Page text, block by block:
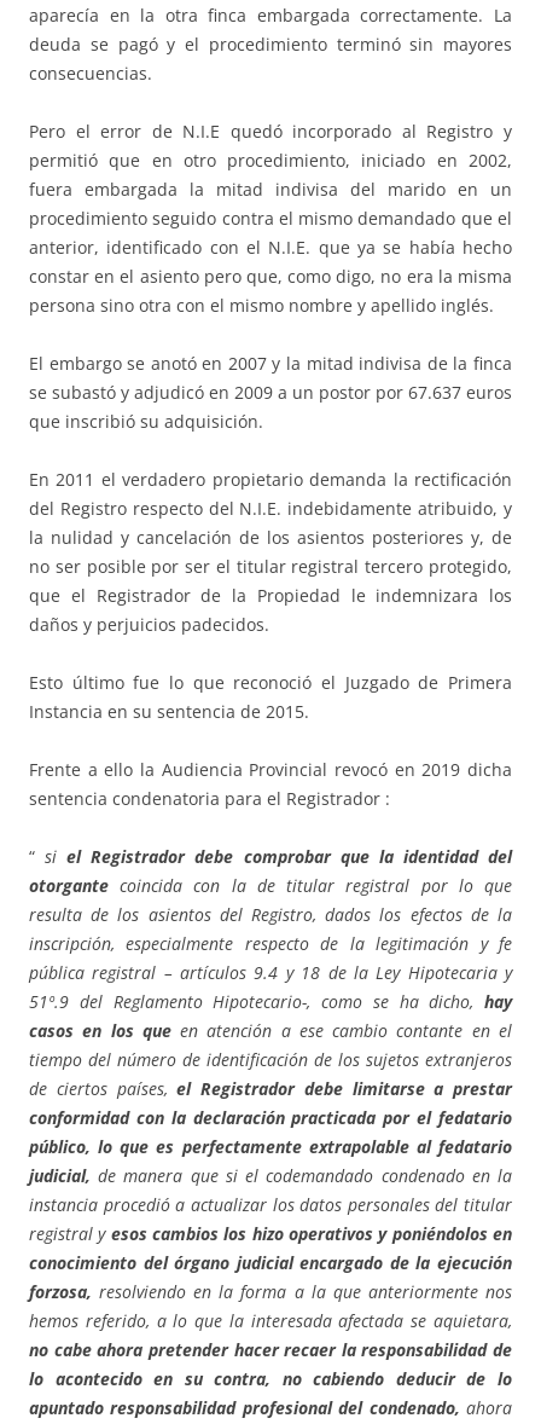
aparecía en la otra finca embargada correctamente. La
deuda se pagó y el procedimiento terminó sin mayores
consecuencias.
Pero el error de N.I.E quedó incorporado al Registro y
permitió que en otro procedimiento, iniciado en 2002,
fuera embargada la mitad indivisa del marido en un
procedimiento seguido contra el mismo demandado que el
anterior, identificado con el N.I.E. que ya se había hecho
constar en el asiento pero que, como digo, no era la misma
persona sino otra con el mismo nombre y apellido inglés.
El embargo se anotó en 2007 y la mitad indivisa de la finca
se subastó y adjudicó en 2009 a un postor por 67.637 euros
que inscribió su adquisición.
En 2011 el verdadero propietario demanda la rectificación
del Registro respecto del N.I.E. indebidamente atribuido, y
la nulidad y cancelación de los asientos posteriores y, de
no ser posible por ser el titular registral tercero protegido,
que el Registrador de la Propiedad le indemnizara los
daños y perjuicios padecidos.
Esto último fue lo que reconoció el Juzgado de Primera
Instancia en su sentencia de 2015.
Frente a ello la Audiencia Provincial revocó en 2019 dicha
sentencia condenatoria para el Registrador :
“siel Registrador debe comprobar que la identidad del
otorgante coincida con la de titular registral por lo que
resulta de los asientos del Registro, dados los efectos de la
inscripción, especialmente respecto de la legitimación y fe
pública registral – artículos 9.4 y 18 de la Ley Hipotecaria y
51º.9 del Reglamento Hipotecario-, como se ha dicho, hay
casos en los queen atención a ese cambio contante en el
tiempo del número de identificación de los sujetos extranjeros
de ciertos países,el Registrador debe limitarse a prestar
conformidad con la declaración practicada por el fedatario
público, lo que es perfectamente extrapolable al fedatario
judicial, de manera que si el codemandado condenado en la
instancia procedió a actualizar los datos personales del titular
registral y esos cambios los hizo operativos y poniéndolos en
conocimiento del órgano judicial encargado de la ejecución
forzosa, resolviendo en la forma a la que anteriormente nos
hemos referido, a lo que la interesada afectada se aquietara,
no cabe ahora pretender hacer recaer la responsabilidad de
lo acontecido en su contra, no cabiendo deducir de lo
apuntado responsabilidad profesional del condenado, ahora